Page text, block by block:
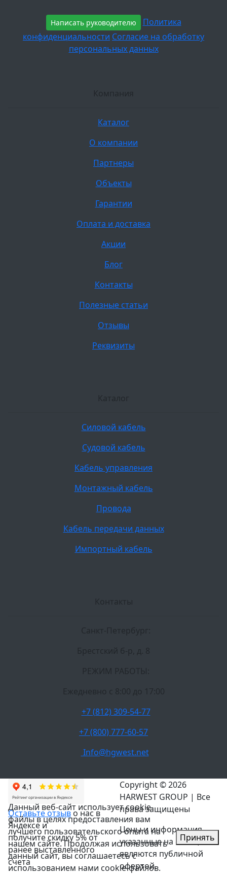
Написать руководителю
Политика
конфиденциальности Согласие на обработку
персональных данных
Компания
Каталог
О компании
Партнеры
Объекты
Гарантии
Оплата и доставка
Акции
Блог
Контакты
Полезные статьи
Отзывы
Реквизиты
Каталог
Силовой кабель
Судовой кабель
Кабель управления
Монтажный кабель
Провода
Кабель передачи данных
Импортный кабель
Контакты
Санкт-Петербург:
Брестский б-р, д. 8
РЕЖИМ РАБОТЫ:
Ежедневно c 8:00 до 17:00
+7 (812) 309-54-77
+7 (800) 777-60-57
Info@hgwest.net
Оставьте отзыво нас в
Яндексе и
получите скидку 5% от
ранее выставленного
счета
Copyright © 2026
HARWEST GROUP | Все
права защищены
Цены и информация,
указанные на сайте, не
являются публичной
офертой.
Данный веб-сайт использует cookie-
файлы в целях предоставления вам
лучшего пользовательского опыта на
нашем сайте. Продолжая использовать
данный сайт, вы соглашаетесь с
использованием нами cookie-файлов.
Принять